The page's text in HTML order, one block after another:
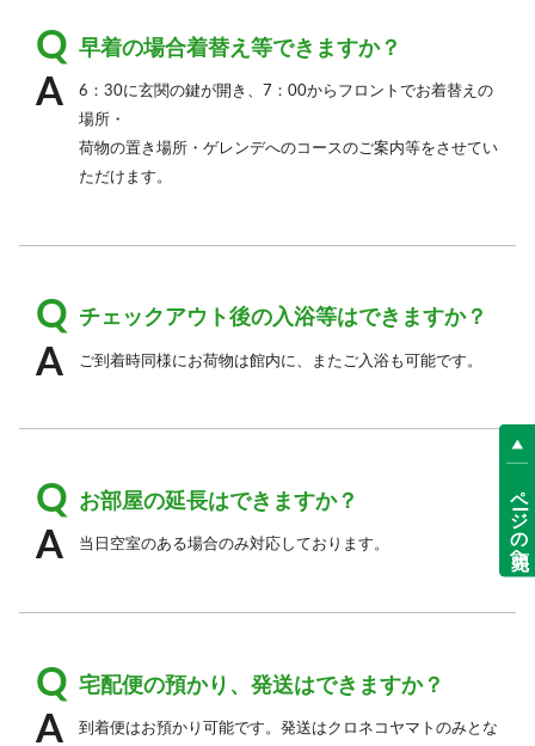
早着の場合着替え等できますか？
6：30に玄関の鍵が開き、7：00からフロントでお着替えの
場所・
荷物の置き場所・ゲレンデへのコースのご案内等をさせてい
ただけます。
チェックアウト後の入浴等はできますか？
ご到着時同様にお荷物は館内に、またご入浴も可能です。
お部屋の延長はできますか？
当日空室のある場合のみ対応しております。
宅配便の預かり、発送はできますか？
到着便はお預かり可能です。発送はクロネコヤマトのみとな
ページの先頭へ